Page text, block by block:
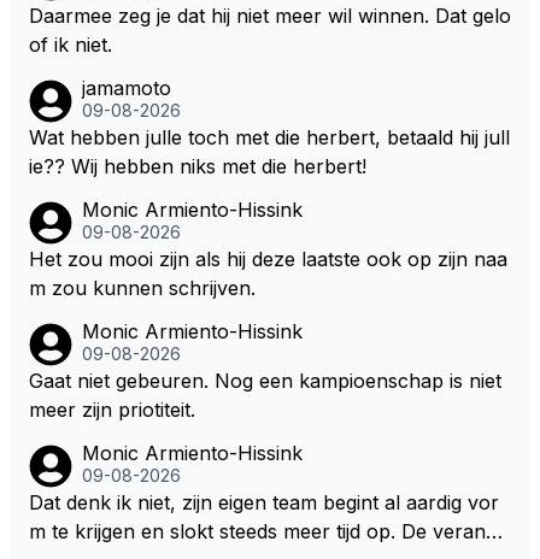
Daarmee zeg je dat hij niet meer wil winnen. Dat gelo
of ik niet.
jamamoto
09-08-2026
Wat hebben julle toch met die herbert, betaald hij jull
ie?? Wij hebben niks met die herbert!
Monic Armiento-Hissink
09-08-2026
Het zou mooi zijn als hij deze laatste ook op zijn naa
m zou kunnen schrijven.
Monic Armiento-Hissink
09-08-2026
Gaat niet gebeuren. Nog een kampioenschap is niet
meer zijn priotiteit.
Monic Armiento-Hissink
09-08-2026
Dat denk ik niet, zijn eigen team begint al aardig vor
m te krijgen en slokt steeds meer tijd op. De verande